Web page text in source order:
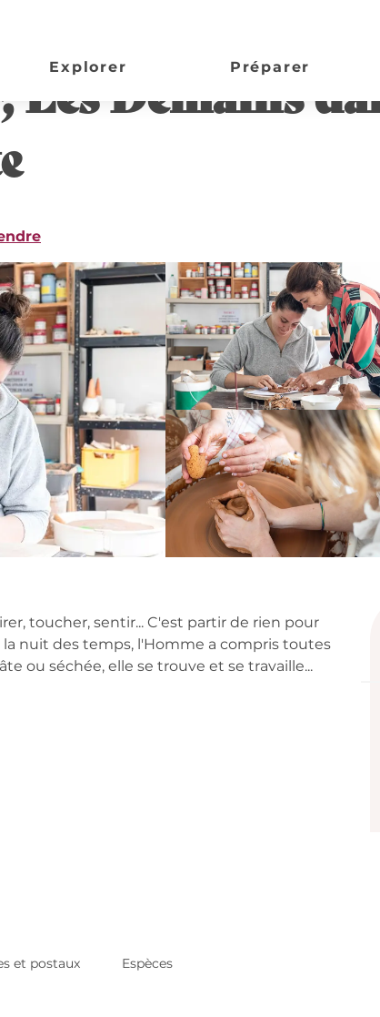
Explorer Préparer
Demains
toucher, sentir... C'est partir de rien pour
nuit des temps, l'Homme a compris toutes
ou séchée, elle se trouve et se travaille...
et postaux Espèces